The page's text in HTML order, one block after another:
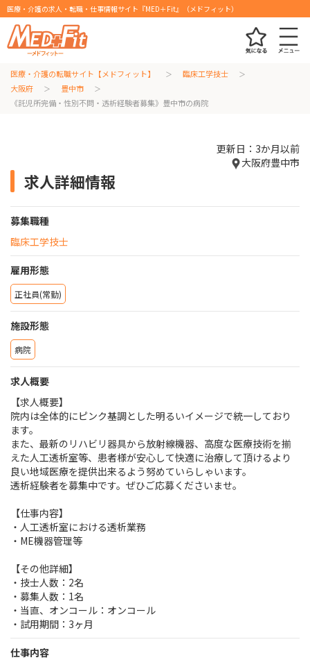
医療・介護の求人・転職・仕事情報サイト『MED＋Fit』（メドフィット）
医療・介護の転職サイト【メドフィット】
臨床工学技士
大阪府
豊中市
《託児所完備・性別不問・透析経験者募集》豊中市の病院
更新日：3か月以前
大阪府豊中市
求人詳細情報
募集職種
臨床工学技士
雇用形態
正社員(常勤)
施設形態
病院
求人概要
【求人概要】
院内は全体的にピンク基調とした明るいイメージで統一しており
ます。
また、最新のリハビリ器具から放射線機器、高度な医療技術を揃
えた人工透析室等、患者様が安心して快適に治療して頂けるより
良い地域医療を提供出来るよう努めていらしゃいます。
透析経験者を募集中です。ぜひご応募くださいませ。
【仕事内容】
・人工透析室における透析業務
・ME機器管理等
【その他詳細】
・技士人数：2名
・募集人数：1名
・当直、オンコール：オンコール
・試用期間：3ヶ月
仕事内容